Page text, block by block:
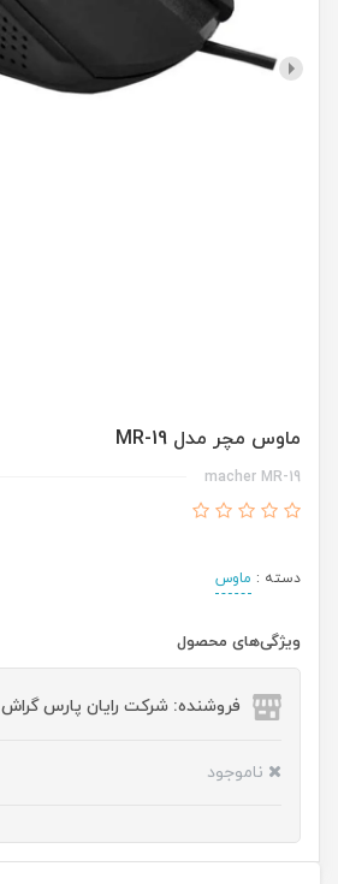
ماوس مچر مدل MR-19
macher MR-19
دسته : ماوس
ویژگی‌های محصول
فروشنده: شرکت رایان پارس گراش
ناموجود